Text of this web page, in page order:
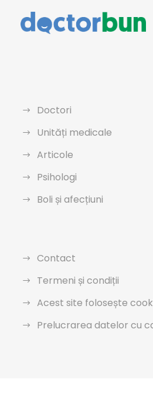
Doctori
Unități medicale
Articole
Psihologi
Boli și afecțiuni
Contact
Termeni și condiții
Acest site folosește
Prelucrarea datelor cu